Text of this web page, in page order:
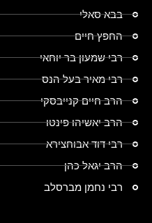
בבא סאלי
החפץ חיים
רבי שמעון בר יוחאי
רבי מאיר בעל הנס
הרב חיים קנייבסקי
הרב יאשיהו פינטו
רבי דוד אבוחצירא
הרב יגאל כהן
רבי נחמן מברסלב